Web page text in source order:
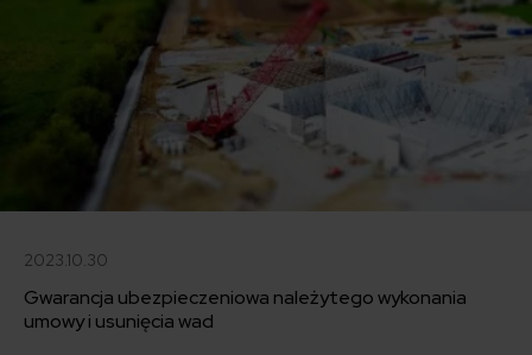
2023.10.30
Gwarancja ubezpieczeniowa należytego wykonania
umowy i usunięcia wad